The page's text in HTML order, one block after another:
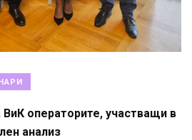
операторите, участващи в
анализ